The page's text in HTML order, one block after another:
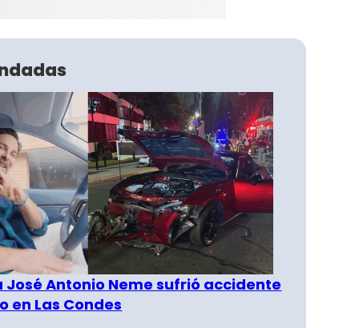
José Antonio Neme sufrió accidente
en Las Condes